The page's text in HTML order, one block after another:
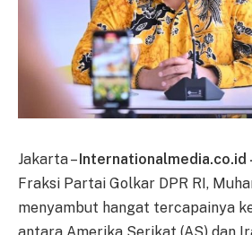
Jakarta –Internationalmedia.co.id
Fraksi Partai Golkar DPR RI,
menyambut hangat tercapainya
antara Amerika Serikat (AS) dan